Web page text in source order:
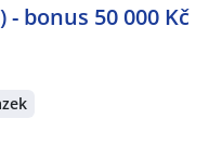
bonus 50 000 Kč